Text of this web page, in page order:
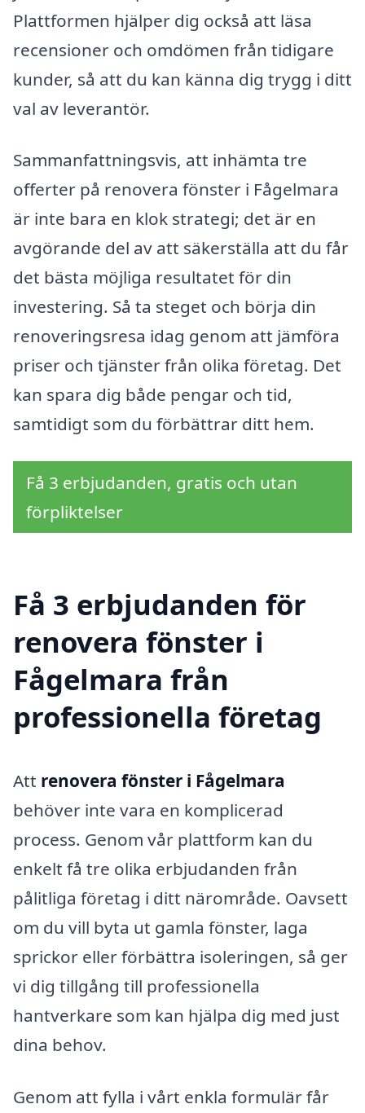
Plattformen hjälper dig också att läsa
recensioner och omdömen från tidigare
kunder, så att du kan känna dig trygg i ditt
val av leverantör.
Sammanfattningsvis, att inhämta tre
offerter på renovera fönster i Fågelmara
är inte bara en klok strategi; det är en
avgörande del av att säkerställa att du får
det bästa möjliga resultatet för din
investering. Så ta steget och börja din
renoveringsresa idag genom att jämföra
priser och tjänster från olika företag. Det
kan spara dig både pengar och tid,
samtidigt som du förbättrar ditt hem.
Få 3 erbjudanden, gratis och utan
förpliktelser
Få 3 erbjudanden för
renovera fönster i
Fågelmara från
professionella företag
Att renovera fönster i Fågelmara
behöver inte vara en komplicerad
process. Genom vår plattform kan du
enkelt få tre olika erbjudanden från
pålitliga företag i ditt närområde. Oavsett
om du vill byta ut gamla fönster, laga
sprickor eller förbättra isoleringen, så ger
vi dig tillgång till professionella
hantverkare som kan hjälpa dig med just
dina behov.
Genom att fylla i vårt enkla formulär får